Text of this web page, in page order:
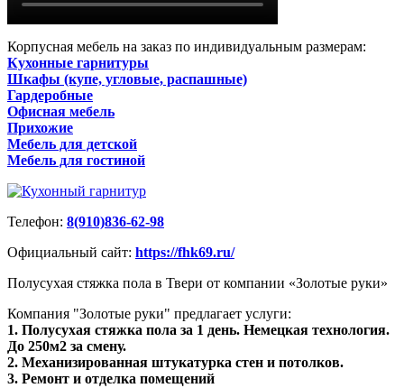
Корпусная мебель на заказ по индивидуальным размерам:
Кухонные гарнитуры
Шкафы (купе, угловые, распашные)
Гардеробные
Офисная мебель
Прихожие
Мебель для детской
Мебель для гостиной
Телефон: 8(910)836-62-98
Официальный сайт: https://fhk69.ru/
Полусухая стяжка пола в Твери от компании «Золотые руки»
Компания "Золотые руки" предлагает услуги:
1. Полусухая стяжка пола за 1 день. Немецкая технология.
До 250м2 за смену.
2. Механизированная штукатурка стен и потолков.
3. Ремонт и отделка помещений